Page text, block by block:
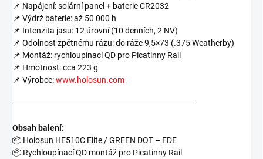
📌 Napájení: solární panel + baterie CR2032
📌 Výdrž baterie: až 50 000 h
📌 Intenzita jasu: 12 úrovní (10 denních, 2 NV)
📌 Odolnost zpětnému rázu: do ráže 9,5×73 (.375 Weatherby)
📌 Montáž: rychloupínací QD pro Picatinny Rail
📌 Hmotnost: cca 223 g
📌 Výrobce:www.holosun.com
───────────────────────────────
Obsah balení:
📦 Holosun HE510C Elite / GREEN DOT – FDE
📦 Rychloupínací QD montáž pro Picatinny Rail